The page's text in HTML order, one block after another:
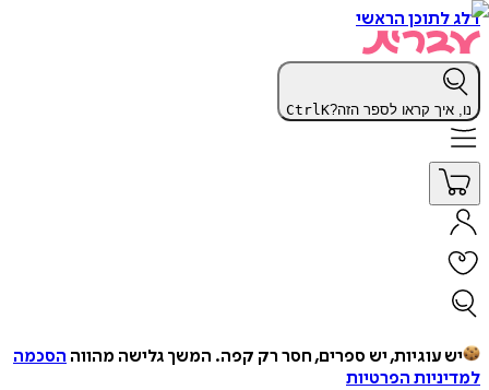
דלג לתוכן הראשי
נו, איך קראו לספר הזה? CtrlK
יש עוגיות, יש ספרים, חסר רק קפה. המשך גלישה מהווה הסכמה
למדיניות הפרטיות